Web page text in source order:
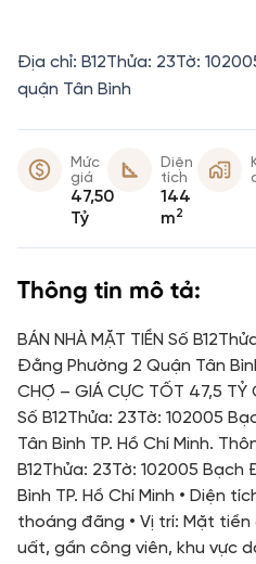
Địa chỉ: B12Thửa: 23Tờ:
quận Tân Bình
Mức
giá
47,50
Tỷ
Diện
tích
144
m2
Thông tin mô tả:
BÁN NHÀ MẶT TIỀN Số
Đằng Phường 2 Quận Tân
CHỢ – GIÁ CỰC TỐT 47,5
Số B12Thửa: 23Tờ: 102005
Tân Bình TP. Hồ Chí Minh.
B12Thửa: 23Tờ: 102005
Bình TP. Hồ Chí Minh • Diện
thoáng đãng • Vị trí: Mặt
uất, gần công viên, khu vực